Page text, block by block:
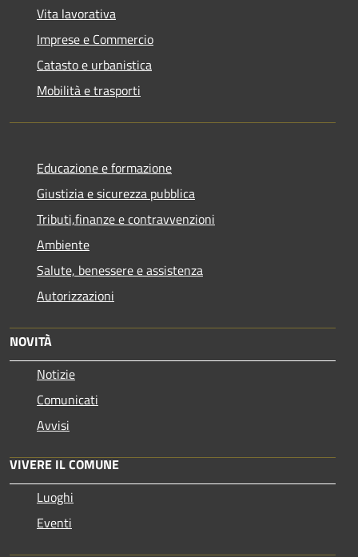
Vita lavorativa
Imprese e Commercio
Catasto e urbanistica
Mobilità e trasporti
Educazione e formazione
Giustizia e sicurezza pubblica
Tributi,finanze e contravvenzioni
Ambiente
Salute, benessere e assistenza
Autorizzazioni
NOVITÀ
Notizie
Comunicati
Avvisi
VIVERE IL COMUNE
Luoghi
Eventi